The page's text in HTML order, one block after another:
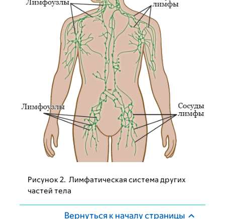
Рисунок 2. Лимфатическая система других
частей тела
Вернуться к началу страницы